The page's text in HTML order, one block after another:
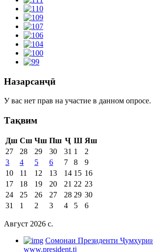
Назарсанҷӣ
У вас нет прав на участие в данном опросе.
Тақвим
Дш Сш Чш Пш Ҷ Ш Яш
27
28 29 30 31 1
2
3
4 5 6 7 8
9
10
11 12 13 14 15 16
17
18 19 20 21 22 23
24
25 26 27 28 29 30
31
1 2 3 4 5 6
Август 2026 c.
Cомонаи Президенти
www.president.tj